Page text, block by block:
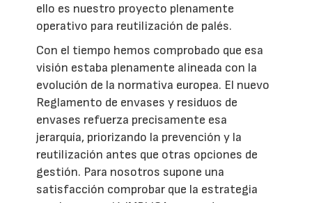
ello es nuestro proyecto plenamente
operativo para reutilización de palés.
Con el tiempo hemos comprobado que esa
visión estaba plenamente alineada con la
evolución de la normativa europea. El nuevo
Reglamento de envases y residuos de
envases refuerza precisamente esa
jerarquía, priorizando la prevención y la
reutilización antes que otras opciones de
gestión. Para nosotros supone una
satisfacción comprobar que la estrategia